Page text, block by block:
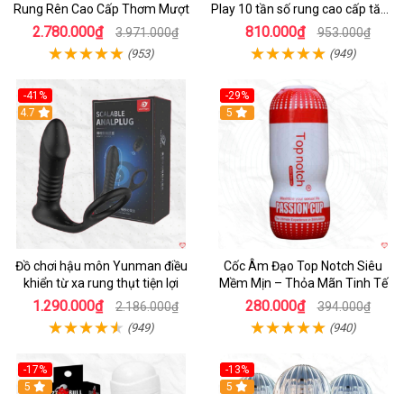
Rung Rên Cao Cấp Thơm Mượt
2.780.000₫ 3.971.000₫
(953)
Play 10 tần số rung cao cấp tăng
khoái cảm
810.000₫ 953.000₫
(949)
-41%
Hot
4.7
Đồ chơi hậu môn Yunman điều
khiển từ xa rung thụt tiện lợi
1.290.000₫ 2.186.000₫
(949)
-29%
5
Cốc Âm Đạo Top Notch Siêu
Mềm Mịn – Thỏa Mãn Tinh Tế
280.000₫ 394.000₫
(940)
-17%
5
-13%
Hot
5